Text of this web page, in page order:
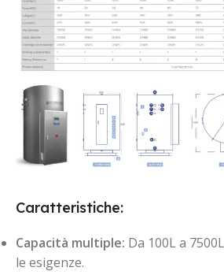
Caratteristiche:
Capacità multiple: Da 100L a
le esigenze.